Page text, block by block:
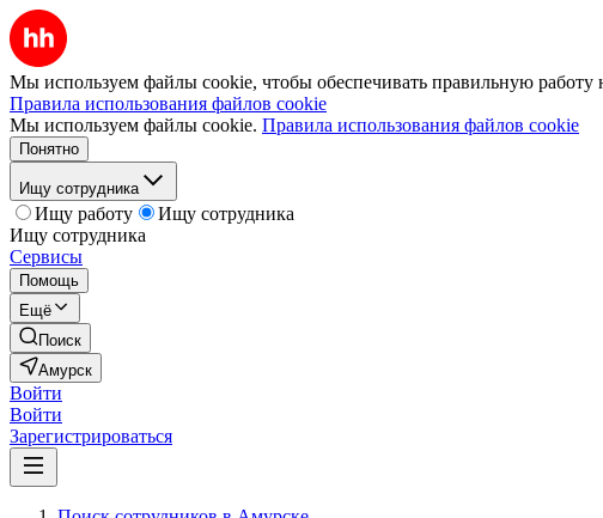
Мы используем файлы cookie, чтобы обеспечивать правильную работу
Правила использования файлов cookie
Мы используем файлы cookie. Правила использования файлов cookie
Понятно
Ищу сотрудника
Ищу работу
Ищу сотрудника
Ищу сотрудника
Сервисы
Помощь
Ещё
Поиск
Амурск
Войти
Войти
Зарегистрироваться